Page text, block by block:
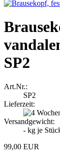
SP2
Art.Nr.:
SP2
Lieferzeit:
Versandgewicht:
- kg je
99,00 EUR